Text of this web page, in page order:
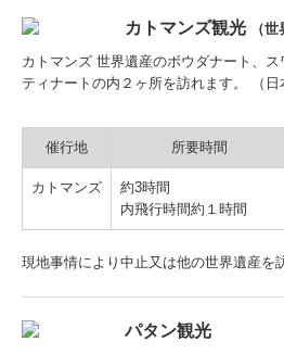
カトマンズ観光
（世
カトマンズ 世界遺産のボウダナート、
ティナートの内２ヶ所を訪れます。 （日
催行地 所要時間
カトマンズ
約3時間
内飛行時間約１時間
現地事情により中止又は他の世界遺産を
パタン観光